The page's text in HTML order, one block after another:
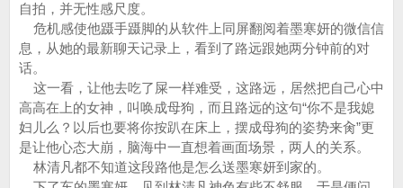
自拍，并无性感尺度。
危机感使他蹑手蹑脚的从软件上同屏翻阅着墨寒妍的微信信
息，从她的最新聊天记录上，看到了路远跟她两分钟前的对
话。
这一看，让他去吃了屎一样难受，这路远，居然把自己心中
高高在上的女神，叫唤成母狗，而且路远的这句“你不是我媳
妇儿么？以后也要将你按趴在床上，摆成母狗的姿势来肏”更
是让他心态大崩，脑海中一直想着画面场景，两人的关系。
林清凡都不知道这段路他是怎么送墨寒妍到家的。